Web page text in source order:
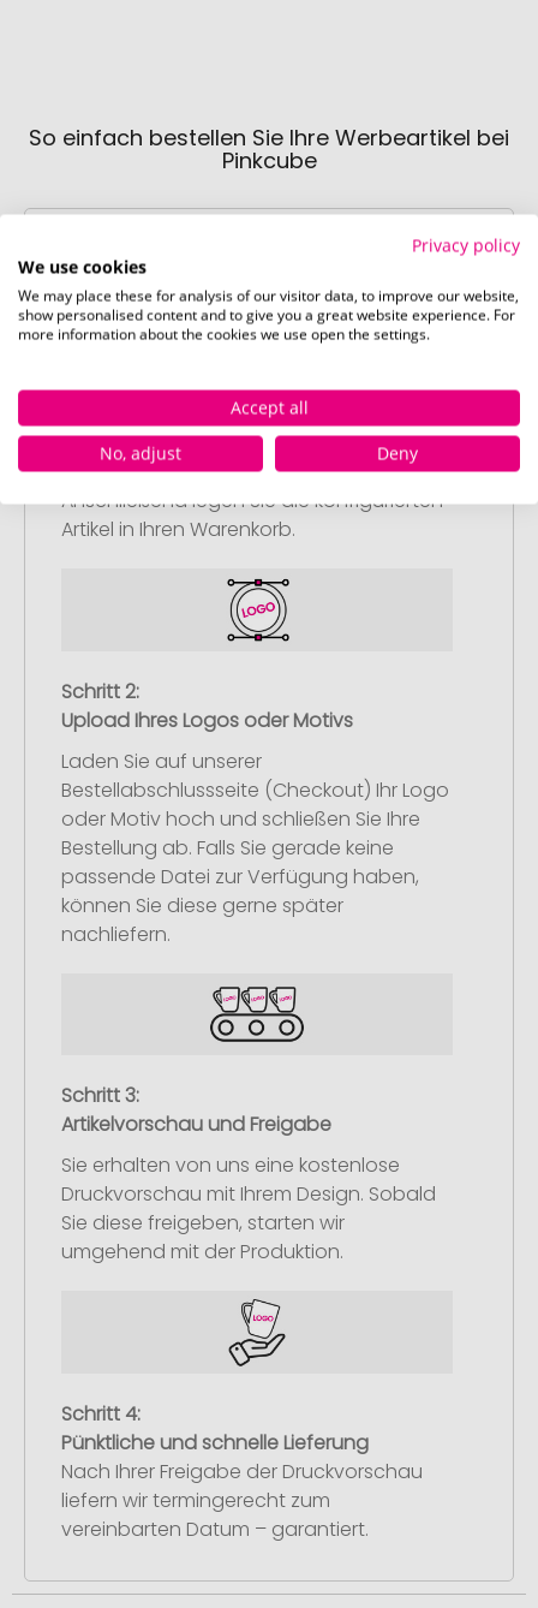
So einfach bestellen Sie Ihre Werbeartikel bei
Pinkcube
Artikelkonfiguration
Wählen Sie Ihre gewünschten
Werbeartikel aus und passen Sie diese
nach Ihren Vorstellungen an.
Anschließend legen Sie die konfigurierten
Artikel in Ihren Warenkorb.
Schritt 2:
Upload Ihres Logos oder Motivs
Laden Sie auf unserer
Bestellabschlussseite (Checkout) Ihr Logo
oder Motiv hoch und schließen Sie Ihre
Bestellung ab. Falls Sie gerade keine
passende Datei zur Verfügung haben,
können Sie diese gerne später
nachliefern.
Schritt 3:
Artikelvorschau und Freigabe
Sie erhalten von uns eine kostenlose
Druckvorschau mit Ihrem Design. Sobald
Sie diese freigeben, starten wir
umgehend mit der Produktion.
Schritt 4:
Pünktliche und schnelle Lieferung
Nach Ihrer Freigabe der Druckvorschau
liefern wir termingerecht zum
vereinbarten Datum – garantiert.
Privacy policy
We use cookies
We may place these for analysis of our visitor data, to improve our website,
show personalised content and to give you a great website experience. For
more information about the cookies we use open the settings.
Accept all
No, adjust
Deny